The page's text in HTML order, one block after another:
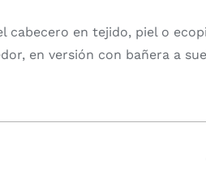
cabecero en tejido, piel o
en versión con bañera a